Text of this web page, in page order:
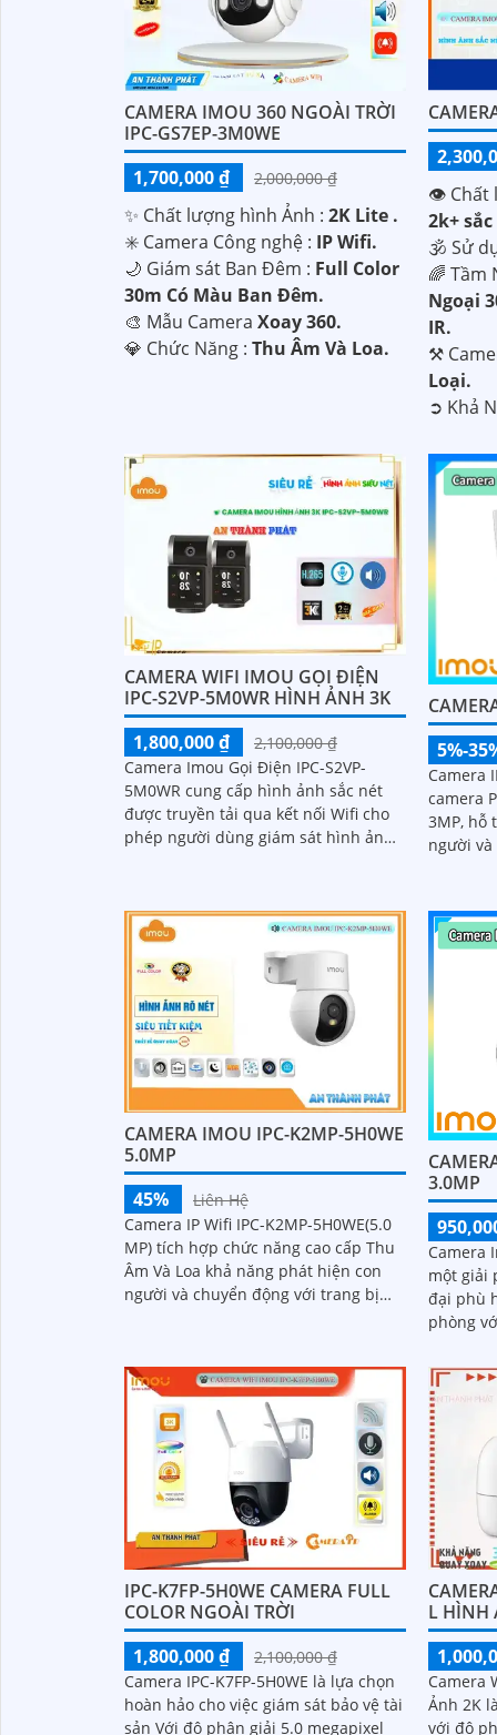
CAMERA IMOU 360 NGOÀI TRỜI
IPC-GS7EP-3M0WE
1,700,000 ₫
2,000,000 ₫
✨ Chất lượng hình Ảnh : 2K Lite .
✳️ Camera Công nghệ : IP Wifi.
🌙 Giám sát Ban Đêm : Full Color
30m Có Màu Ban Ðêm.
🎨 Mẫu Camera Xoay 360.
️💎 Chức Năng : Thu Âm Và Loa.
👁 Chất
2k+
🕉️ Sử
🌈 Tầm
Ngoại
IR.
⚒
Loại.
️➲ Khả
CAMERA WIFI IMOU GỌI ĐIỆN
IPC-S2VP-5M0WR HÌNH ẢNH 3K
1,800,000 ₫
2,100,000 ₫
Camera Imou Gọi Điện IPC-S2VP-
5M0WR cung cấp hình ảnh sắc nét
được truyền tải qua kết nối Wifi cho
phép người dùng giám sát hình ảnh
5%-
Camera
camera
3MP, hỗ
người
CAMERA IMOU IPC-K2MP-5H0WE
5.0MP
45%
Liên Hệ
Camera IP Wifi IPC-K2MP-5H0WE(5.0
MP) tích hợp chức năng cao cấp Thu
Âm Và Loa khả năng phát hiện con
người và chuyển động với trang bị
nhau công nghệ xử lý hình ảnh thiếu
sáng có màu ban đêm mang lại hình
ảnh sắc nét
3.0MP
Camera
một giải
đại phù
phòng
thuật
biệt
IPC-K7FP-5H0WE CAMERA FULL
COLOR NGOÀI TRỜI
1,800,000 ₫
2,100,000 ₫
Camera IPC-K7FP-5H0WE là lựa chọn
hoàn hảo cho việc giám sát bảo vệ tài
sản Với độ phân giải 5.0 megapixel
L HÌNH
Camera
Ảnh 2K
với độ